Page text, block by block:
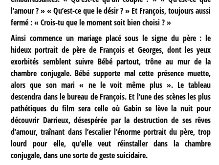
l’amour ? » « Qu’est-ce que le désir ? » Et François, toujours aussi
fermé : « Crois-tu que le moment soit bien choisi ? »
Ainsi commence un mariage placé sous le signe du père : le
hideux portrait de père de François et Georges, dont les yeux
exorbités semblent suivre Bébé partout, trône au mur de la
chambre conjugale. Bébé supporte mal cette présence muette,
alors que son mari « ne le voit même plus ». Le tableau
descendra dans le bureau de François. Et l’une des scènes les plus
pathétiques du film sera celle où Gabin se lève la nuit pour
découvrir Darrieux, désespérée par la destruction de ses rêves
d’amour, traînant dans l’escalier l’énorme portrait du père, trop
lourd pour elle, qu’elle veut réinstaller dans la chambre
conjugale, dans une sorte de geste suicidaire.